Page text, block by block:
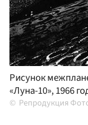
Рисунок
«Луна-10», 1966
Репродукция